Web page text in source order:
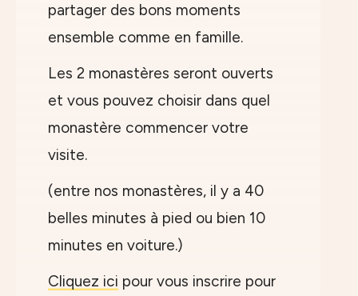
partager des bons moments
ensemble comme en famille.
Les 2 monastères seront ouverts
et vous pouvez choisir dans quel
monastère commencer votre
visite.
(entre nos monastères, il y a 40
belles minutes à pied ou bien 10
minutes en voiture.)
Cliquez ici pour vous inscrire pour